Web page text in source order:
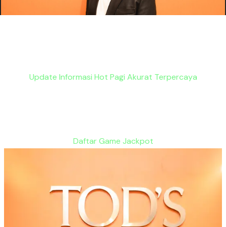
Update Informasi Hot Pagi Akurat Terpercaya
Daftar Game Jackpot